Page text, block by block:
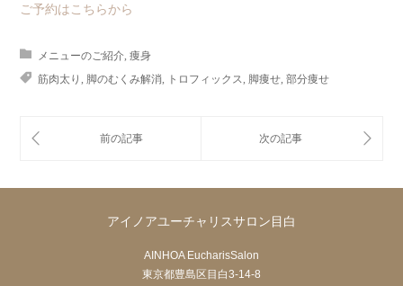
ご予約はこちらから
メニューのご紹介 痩身
筋肉太り
脚のむくみ解消 トロフィックス 脚痩せ 部分痩せ
アイノアユーチャリスサロン目白
AINHOA EucharisSalon
東京都豊島区目白3-14-8